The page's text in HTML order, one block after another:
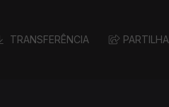
TRANSFERÊNCIA PARTILHA